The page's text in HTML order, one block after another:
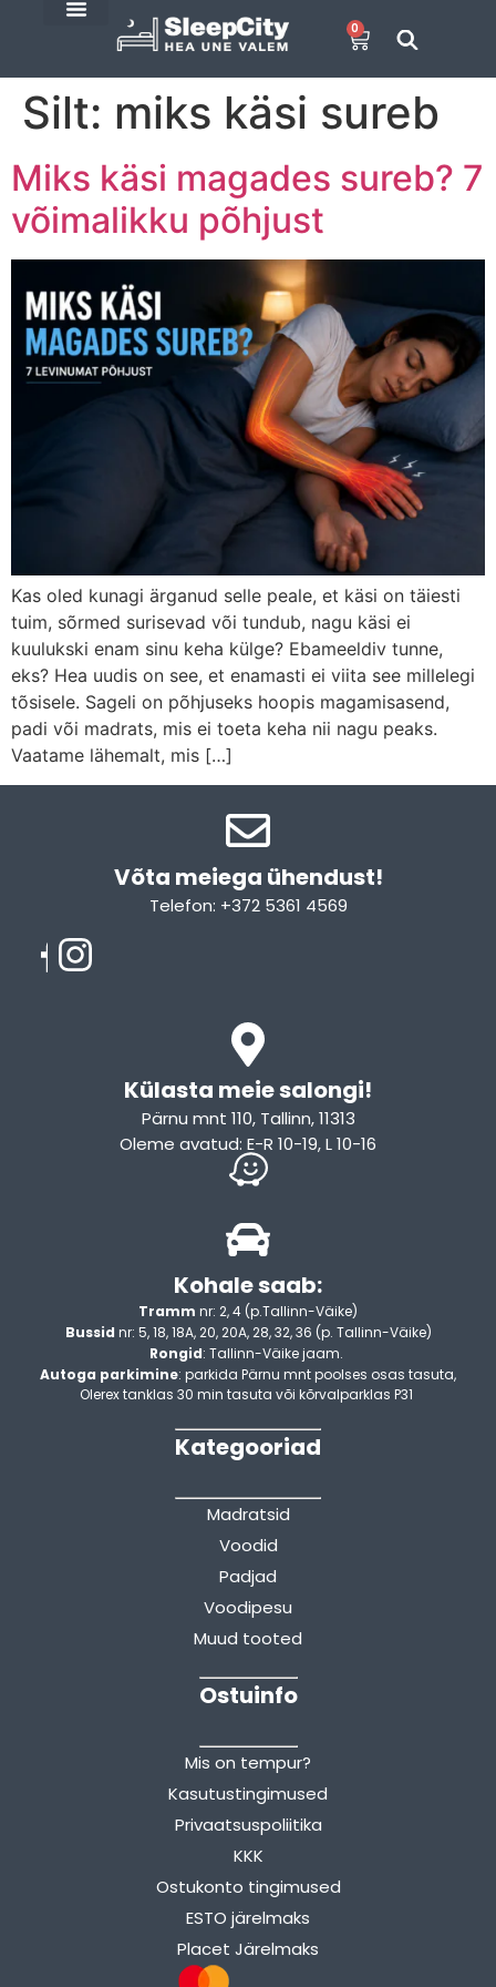
0
Silt: miks käsi sureb
Miks käsi magades sureb? 7
võimalikku põhjust
Kas oled kunagi ärganud selle peale, et käsi on täiesti
tuim, sõrmed surisevad või tundub, nagu käsi ei
kuulukski enam sinu keha külge? Ebameeldiv tunne,
eks? Hea uudis on see, et enamasti ei viita see millelegi
tõsisele. Sageli on põhjuseks hoopis magamisasend,
padi või madrats, mis ei toeta keha nii nagu peaks.
Vaatame lähemalt, mis […]
Võta meiega ühendust!​
Telefon: +372 5361 4569
Külasta meie salongi!
Pärnu mnt 110, Tallinn, 11313
Oleme avatud: E-R 10-19, L 10-16
Kohale saab:
Tramm nr: 2, 4 (p.Tallinn-Väike)
Bussid nr: 5, 18, 18A, 20, 20A, 28, 32, 36 (p. Tallinn-Väike)
Rongid: Tallinn-Väike jaam.
Autoga parkimine: parkida Pärnu mnt poolses osas tasuta,
Olerex tanklas 30 min tasuta või kõrvalparklas P31
Kategooriad
Madratsid
Voodid
Padjad
Voodipesu
Muud tooted
Ostuinfo
Mis on tempur?
Kasutustingimused
Privaatsuspoliitika
KKK
Ostukonto tingimused
ESTO järelmaks
Placet Järelmaks